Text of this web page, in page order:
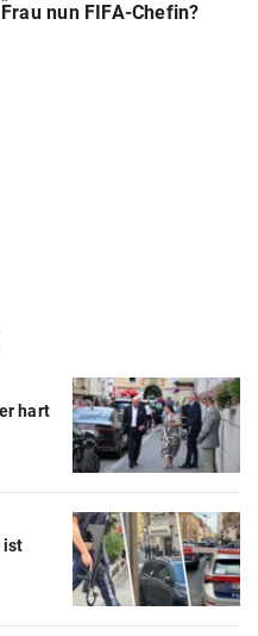
Frau nun FIFA-Chefin?
hart
ist